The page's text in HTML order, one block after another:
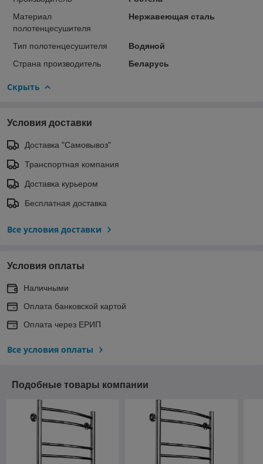
Материал
полотенцесушителя
Нержавеющая сталь
Тип полотенцесушителя
Водяной
Страна производитель
Беларусь
Скрыть
Условия доставки
Доставка "Самовывоз"
Транспортная компания
Доставка курьером
Бесплатная доставка
Все условия доставки
Условия оплаты
Наличными
Оплата банковской картой
Оплата через ЕРИП
Все условия оплаты
Подобные товары компании